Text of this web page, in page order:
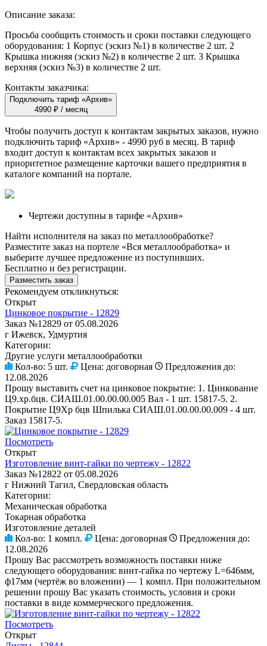
Описание заказа:
Просьба сообщить стоимость и сроки поставки следующего
оборудования: 1 Корпус (эскиз №1) в количестве 2 шт. 2
Крышка нижняя (эскиз №2) в количестве 2 шт. 3 Крышка
верхняя (эскиз №3) в количестве 2 шт.
Контакты заказчика:
Подключить тариф «Архив»
4990 ₽ / месяц
Чтобы получить доступ к контактам закрытых заказов, нужно
подключить тариф «Архив» - 4990 руб в месяц. В тариф
входит доступ к контактам всех закрытых заказов и
приоритетное размещение карточки вашего предприятия в
каталоге компаний на портале.
Чертежи доступны в тарифе «Архив»
Найти исполнителя на заказ по металлообработке?
Разместите заказ на портеле «Вся металлообработка» и
выберите лучшее предложение из поступивших.
Бесплатно и без регистрации.
Разместить заказ
Рекомендуем откликнуться:
Открыт
Цинковое покрытие - 12829
Заказ №12829 от 05.08.2026
г Ижевск, Удмуртия
Категории:
Другие услуги металлообработки
Кол-во: 5 шт. Цена: договорная
Предложения до:
12.08.2026
Прошу выставить счет на цинковое покрытие: 1. Цинкование
Ц9.хр.бцв. СИАШ.01.00.00.00.005 Вал - 1 шт. 15817-5. 2.
Покрытие Ц9Хр бцв Шпилька СИАШ.01.00.00.00.009 - 4 шт.
Заказ 15817-5.
Посмотреть
Открыт
Изготовление винт-гайки по чертежу - 12822
Заказ №12822 от 05.08.2026
г Нижний Тагил, Свердловская область
Категории:
Механическая обработка
Токарная обработка
Изготовление деталей
Кол-во: 1 компл. Цена: договорная
Предложения до:
12.08.2026
Прошу Вас рассмотреть возможность поставки ниже
следующего оборудования: винт-гайка по чертежу L=646мм,
ф17мм (чертёж во вложении) — 1 компл. При положительном
решении прошу Вас указать стоимость, условия и сроки
поставки в виде коммерческого предложения.
Посмотреть
Открыт